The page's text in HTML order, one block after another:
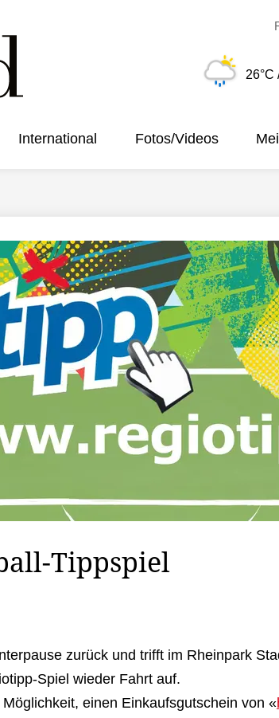
26°C
International Fotos/Videos
Tippspiel
zurück und trifft im Rheinpark
Spiel wieder Fahrt auf.
einen Einkaufsgutschein von «